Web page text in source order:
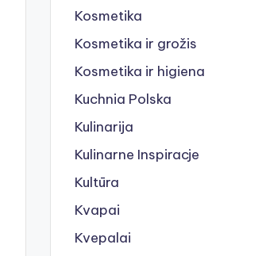
Kosmetika
Kosmetika ir grožis
Kosmetika ir higiena
Kuchnia Polska
Kulinarija
Kulinarne Inspiracje
Kultūra
Kvapai
Kvepalai